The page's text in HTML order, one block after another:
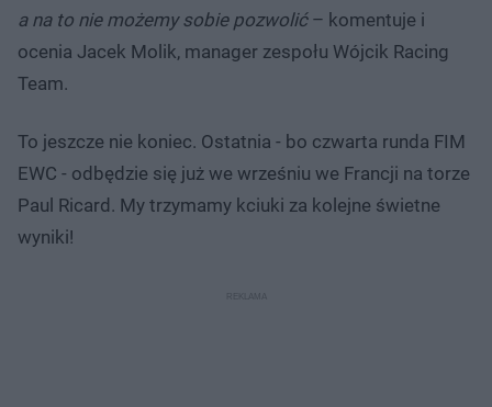
a na to nie możemy sobie pozwolić– komentuje i
ocenia Jacek Molik, manager zespołu Wójcik Racing
Team.
To jeszcze nie koniec. Ostatnia - bo czwarta runda FIM
EWC - odbędzie się już we wrześniu we Francji na torze
Paul Ricard. My trzymamy kciuki za kolejne świetne
wyniki!